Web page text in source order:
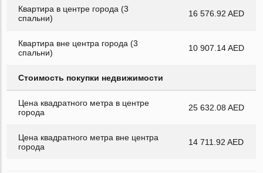
Квартира в центре города (3
спальни)
16 576.92 AED
Квартира вне центра города (3
спальни)
10 907.14 AED
Стоимость покупки недвижимости
Цена квадратного метра в центре
города
25 632.08 AED
Цена квадратного метра вне центра
города
14 711.92 AED